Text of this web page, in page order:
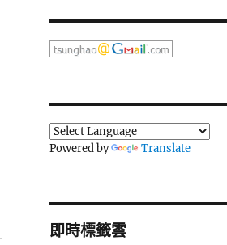
Powered by Translate
即時標籤雲